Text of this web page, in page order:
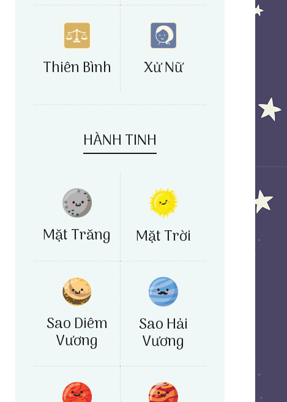
Thiên Bình Xử Nữ
HÀNH TINH
Mặt Trăng Mặt Trời
Sao Diêm
Vương
Sao Hải
Vương